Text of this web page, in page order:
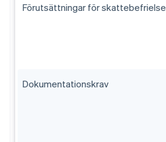
Förutsättningar för skattebefrielse
Dokumentationskrav
Australien